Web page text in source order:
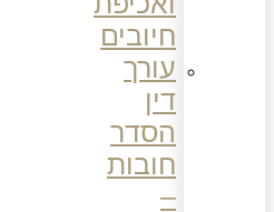
חיובים
עורך
דין
הסדר
חובות